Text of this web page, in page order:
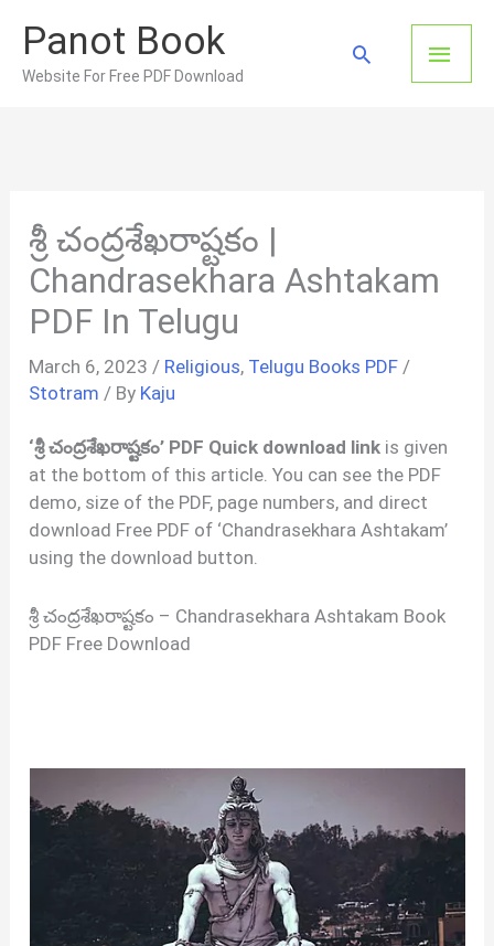
content
Panot Book
Website For Free PDF Download
Main
Search
శ్రీ చంద్రశేఖరాష్టకం |
Chandrasekhara Ashtakam
PDF In Telugu
March 6, 2023 / Religious, Telugu Books PDF /
Stotram / By Kaju
‘శ్రీ చంద్రశేఖరాష్టకం’ PDF Quick download link is given
at the bottom of this article. You can see the PDF
demo, size of the PDF, page numbers, and direct
download Free PDF of ‘Chandrasekhara Ashtakam’
using the download button.
శ్రీ చంద్రశేఖరాష్టకం – Chandrasekhara Ashtakam Book
PDF Free Download